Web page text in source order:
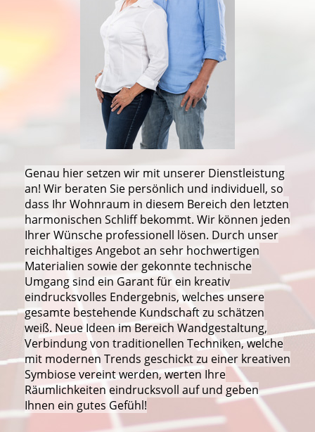
Genau hier setzen wir mit unserer Dienstleistung
an! Wir beraten Sie persönlich und individuell, so
dass Ihr Wohnraum in diesem Bereich den letzten
harmonischen Schliff bekommt. Wir können jeden
Ihrer Wünsche professionell lösen. Durch unser
reichhaltiges Angebot an sehr hochwertigen
Materialien sowie der gekonnte technische
Umgang sind ein Garant für ein kreativ
eindrucksvolles Endergebnis, welches unsere
gesamte bestehende Kundschaft zu schätzen
weiß. Neue Ideen im Bereich Wandgestaltung,
Verbindung von traditionellen Techniken, welche
mit modernen Trends geschickt zu einer kreativen
Symbiose vereint werden, werten Ihre
Räumlichkeiten eindrucksvoll auf und geben
Ihnen ein gutes Gefühl!